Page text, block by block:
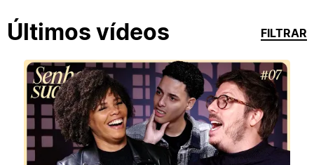
Últimos vídeos FILTRAR